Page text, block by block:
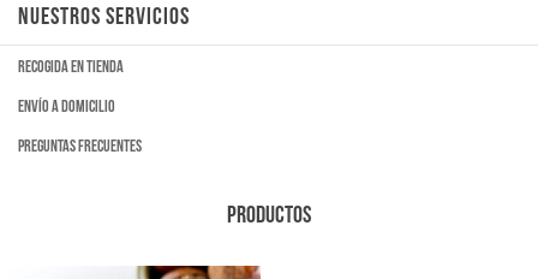
NUESTROS SERVICIOS
Recogida en tienda
Envío a domicilio
Preguntas frecuentes
PRODUCTOS